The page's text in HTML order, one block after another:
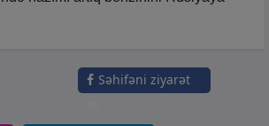
Səhifəni ziyarət